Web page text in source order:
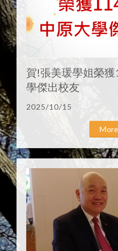
賀!張美瑗學姐榮
學傑出校友
2025/10/15
More